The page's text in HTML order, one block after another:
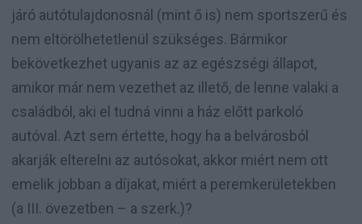
járó autótulajdonosnál (mint ő is) nem sportszerű és
nem eltörölhetetlenül szükséges. Bármikor
bekövetkezhet ugyanis az az egészségi állapot,
amikor már nem vezethet az illető, de lenne valaki a
családból, aki el tudná vinni a ház előtt parkoló
autóval. Azt sem értette, hogy ha a belvárosból
akarják elterelni az autósokat, akkor miért nem ott
emelik jobban a díjakat, miért a peremkerületekben
(a III. övezetben – a szerk.)?